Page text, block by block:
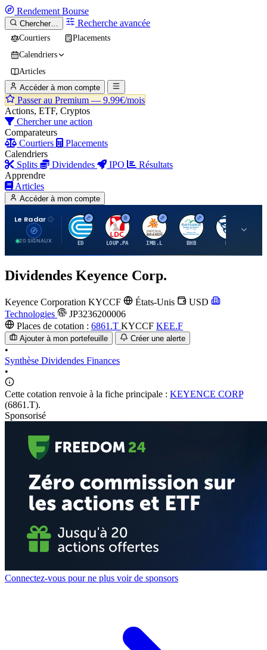
Rendement Bourse
Chercher… Recherche avancée
Courtiers
Placements
Calendriers
Articles
Accéder à mon compte
Passer au Premium — 9.99€/mois
Actions, ETF, Cryptos
Chercher une action
Comparateurs
Courtiers
Placements
Calendriers
Splits
Dividendes IPO
Résultats
Apprendre
Articles
Accéder à mon compte
Le Radar
20 SIGNAUX
C
ED
L
LOUP.PA
I
IMB.L
B
BHB
B
Dividendes Keyence Corp.
Keyence Corporation KYCCF États-Unis
USD
Technologies
JP3236200006
Places de cotation : 6861.T KYCCF KEE.F
Ajouter à mon portefeuille Créer une alerte
•
Synthèse Dividendes Finances
•
Cette cotation renvoie à la fiche principale : KEYENCE CORP
(6861.T).
Sponsorisé
Connectez-vous pour ne plus voir de sponsors